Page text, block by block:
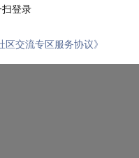
登录
区交流专区服务协议》